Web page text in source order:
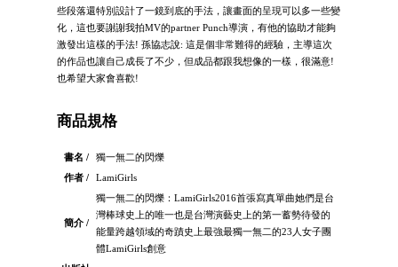
些段落還特別設計了一鏡到底的手法，讓畫面的呈現可以多一些變
化，這也要謝謝我拍MV的partner Punch導演，有他的協助才能夠
激發出這樣的手法! 孫協志說: 這是個非常難得的經驗，主導這次
的作品也讓自己成長了不少，但成品都跟我想像的一樣，很滿意!
也希望大家會喜歡!
商品規格
書名 /
獨一無二的閃爍
作者 /
LamiGirls
簡介 /
獨一無二的閃爍：LamiGirls2016首張寫真單曲她們是台
灣棒球史上的唯一也是台灣演藝史上的第一蓄勢待發的
能量跨越領域的奇蹟史上最強最獨一無二的23人女子團
體LamiGirls創意